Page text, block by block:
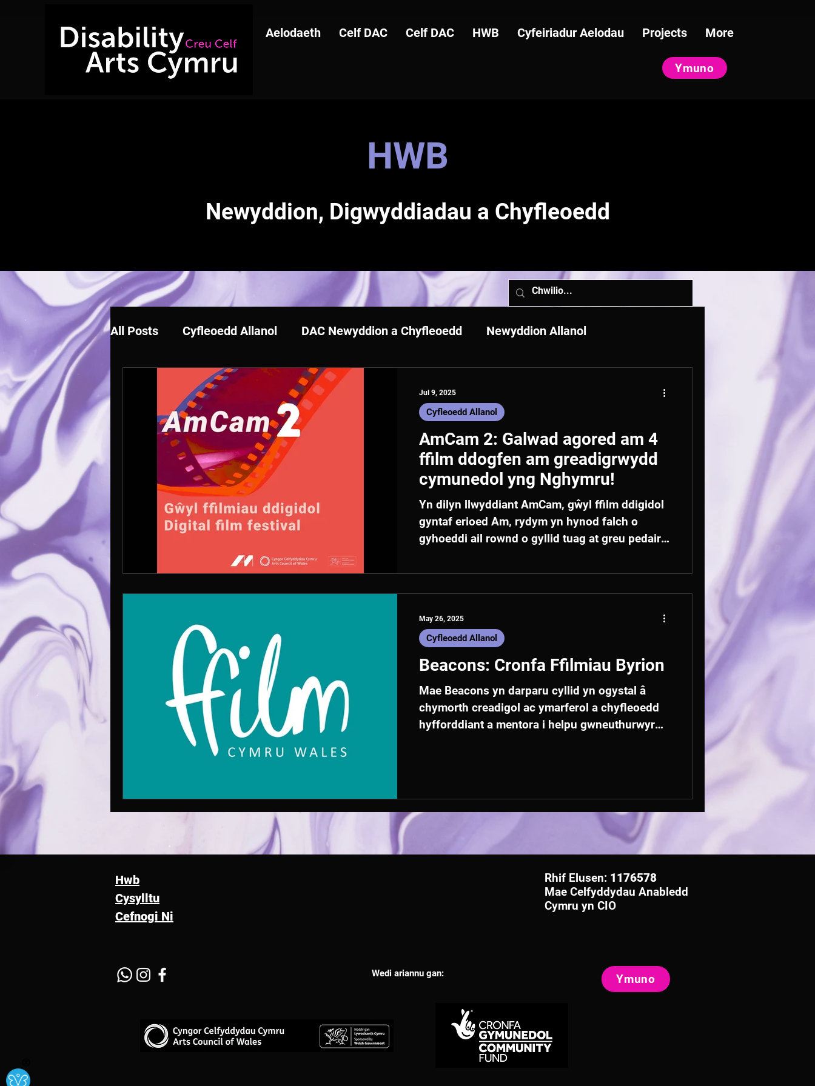
Aelodaeth Celf DAC Celf DAC HWB Cyfeiriadur Aelodau Projects More
Ymuno
HWB
Newyddion, Digwyddiadau a Chyfleoedd
All Posts Cyfleoedd Allanol DAC Newyddion a Chyfleoedd Newyddion Allanol
AmCam 2: Galwad agored am 4
ffilm ddogfen am greadigrwydd
cymunedol yng Nghymru!
Yn dilyn llwyddiant AmCam, gŵyl ffilm ddigidol
gyntaf erioed Am, rydym yn hynod falch o
gyhoeddi ail rownd o gyllid tuag at greu pedair
Cyfleoedd Allanol
Jul 9, 2025
Beacons: Cronfa Ffilmiau Byrion
Mae Beacons yn darparu cyllid yn ogystal â
chymorth creadigol ac ymarferol a chyfleoedd
hyfforddiant a mentora i helpu gwneuthurwyr
Cyfleoedd Allanol
May 26, 2025
Hwb
Cysylltu
Cefnogi Ni
Rhif Elusen: 1176578
Mae Celfyddydau Anabledd
Cymru yn CIO
Wedi ariannu gan: Ymuno